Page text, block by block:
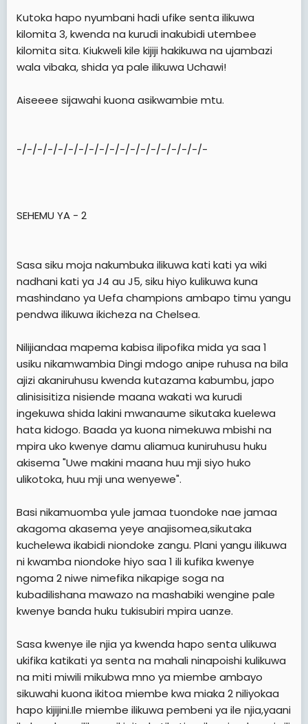
Kutoka hapo nyumbani hadi ufike senta ilikuwa
kilomita 3, kwenda na kurudi inakubidi utembee
kilomita sita. Kiukweli kile kijiji hakikuwa na ujambazi
wala vibaka, shida ya pale ilikuwa Uchawi!
Aiseeee sijawahi kuona asikwambie mtu.
-/-/-/-/-/-/-/-/-/-/-/-/-/-/-/-/-/-/-
SEHEMU YA - 2
Sasa siku moja nakumbuka ilikuwa kati kati ya wiki
nadhani kati ya J4 au J5, siku hiyo kulikuwa kuna
mashindano ya Uefa champions ambapo timu yangu
pendwa ilikuwa ikicheza na Chelsea.
Nilijiandaa mapema kabisa ilipofika mida ya saa 1
usiku nikamwambia Dingi mdogo anipe ruhusa na bila
ajizi akaniruhusu kwenda kutazama kabumbu, japo
alinisisitiza nisiende maana wakati wa kurudi
ingekuwa shida lakini mwanaume sikutaka kuelewa
hata kidogo. Baada ya kuona nimekuwa mbishi na
mpira uko kwenye damu aliamua kuniruhusu huku
akisema "Uwe makini maana huu mji siyo huko
ulikotoka, huu mji una wenyewe".
Basi nikamuomba yule jamaa tuondoke nae jamaa
akagoma akasema yeye anajisomea,sikutaka
kuchelewa ikabidi niondoke zangu. Plani yangu ilikuwa
ni kwamba niondoke hiyo saa 1 ili kufika kwenye
ngoma 2 niwe nimefika nikapige soga na
kubadilishana mawazo na mashabiki wengine pale
kwenye banda huku tukisubiri mpira uanze.
Sasa kwenye ile njia ya kwenda hapo senta ulikuwa
ukifika katikati ya senta na mahali ninapoishi kulikuwa
na miti miwili mikubwa mno ya miembe ambayo
sikuwahi kuona ikitoa miembe kwa miaka 2 niliyokaa
hapo kijijini.Ile miembe ilikuwa pembeni ya ile njia,yaani